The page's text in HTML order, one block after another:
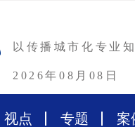
以传播城市化专业
2026年08月08日
视点 专题 案